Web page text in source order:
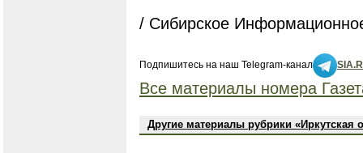
/ Сибирское
Подпишитесь на наш Telegram-канал
Все материалы номера
Другие материалы рубрики «Иркутская